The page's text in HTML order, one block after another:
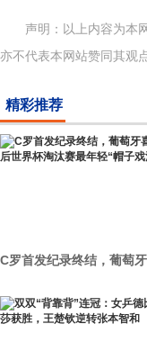
声明：以上内容为本
亦不代表本网站赞同其观
精彩推荐
C罗首发纪录终结，葡萄牙